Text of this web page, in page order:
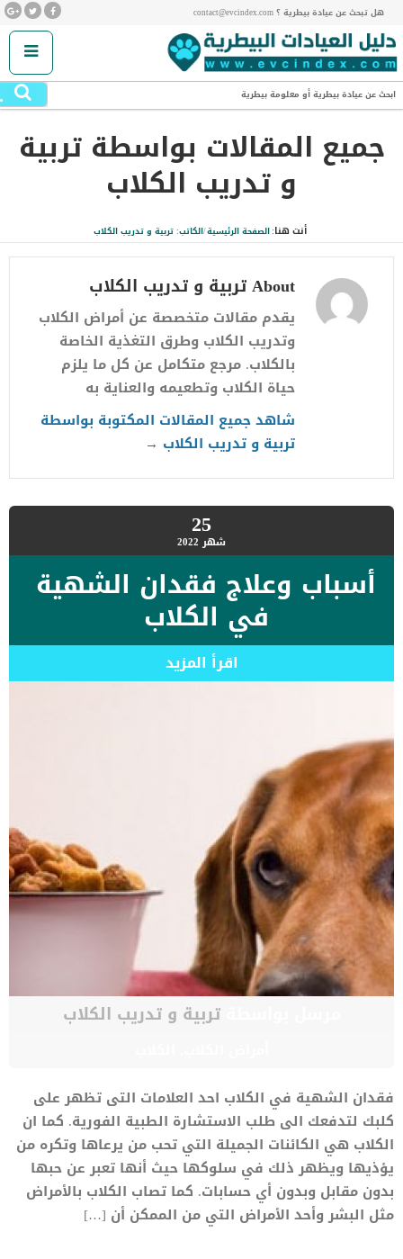
هل تبحث عن عيادة بيطرية ؟ contact@evcindex.com
ابحث عن عيادة بيطرية أو معلومة بيطرية
جميع المقالات بواسطةتربية
و تدريب الكلاب
أنت هنا:الصفحة الرئيسية/الكاتب: تربية و تدريب الكلاب
About تربية و تدريب الكلاب
يقدم مقالات متخصصة عن أمراض الكلاب
وتدريب الكلاب وطرق التغذية الخاصة
بالكلاب. مرجع متكامل عن كل ما يلزم
حياة الكلاب وتطعيمه والعناية به
شاهد جميع المقالات المكتوبة بواسطة
تربية و تدريب الكلاب →
25شهر 2022
أسباب وعلاج فقدان الشهية
في الكلاب
اقرأ المزيد
مرسل بواسطةتربية و تدريب الكلاب
فقدان الشهية في الكلاب احد العلامات التى تظهر على
كلبك لتدفعك الى طلب الاستشارة الطبية الفورية. كما ان
الكلاب هي الكائنات الجميلة التي تحب من يرعاها وتكره من
يؤذيها ويظهر ذلك في سلوكها حيث أنها تعبر عن حبها
بدون مقابل وبدون أي حسابات. كما تصاب الكلاب بالأمراض
مثل البشر وأحد الأمراض التي من الممكن أن […]